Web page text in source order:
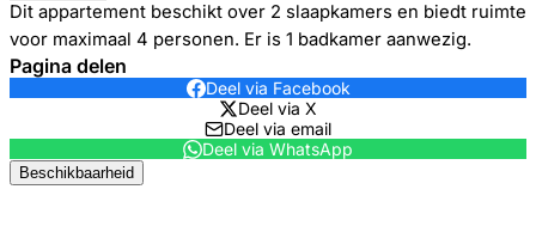
Dit appartement beschikt over 2 slaapkamers en biedt ruimte
voor maximaal 4 personen. Er is 1 badkamer aanwezig.
Pagina delen
Deel via Facebook
Deel via X
Deel via email
Deel via WhatsApp
Beschikbaarheid